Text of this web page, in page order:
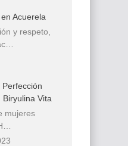
Acuerela
y respeto,
Biryulina Vita
mujeres